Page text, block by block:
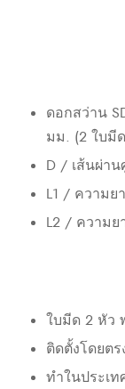
ดอกสว่าน
มม. (2 ใบมี
D / เส้นผ่า
L1 / ความย
L2 / ความย
ใบมีด 2 หัว
ติดตั้งโดยตร
ทำในประเท